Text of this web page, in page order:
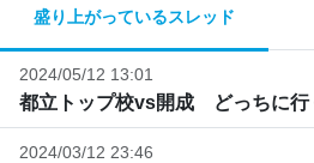
盛り上がっているスレッド
2024/05/12 13:01
都立トップ校vs開成 どっちに行
2024/03/12 23:46